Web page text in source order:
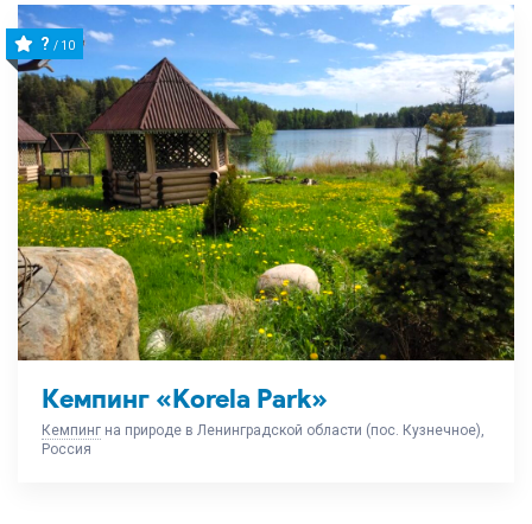
Кемпинг «Korela Park»
Кемпинг на природе в Ленинградской области (пос. Кузнечное),
Россия
? / 10